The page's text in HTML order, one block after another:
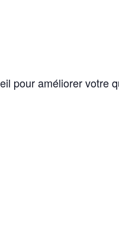
pour améliorer votre